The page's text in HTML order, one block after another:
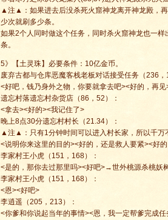
▲注▲：如果进去后没杀死火窟神龙离开神龙殿，
少次就刷多少条。
如果2个人同时做这个任务，同时杀火窟神龙也一
条。
5》【土灵珠】必要条件：10亿金币。
废弃古都与仓库恶魔客栈老板对话接受任务（236，
<好吧，钱乃身外之物，你要就拿去吧><好的，再见
遗忘村落遗忘村杂货店（86，52）：
<拿去><好的><我记住了>
晚上8点30分遗忘村村长（21.34）：
▲注▲：只有1分钟时间可以进入村长家，所以千万
<说明你来这里的目的><好的，还是救人要紧><好
李家村王小虎（151，168）：
<是的，那你去过那里吗><好吧>→世外桃源杀桃妖
李家村王小虎（151，168）：
<恩><好吧>
李逍遥（205，213）：
<你爹和你说起当年的事情><恩，我一定帮爹完成